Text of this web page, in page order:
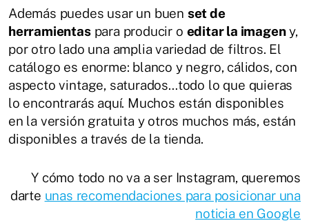
Además puedes usar un buen set de
herramientaspara producir o editar la imageny,
por otro lado una amplia variedad de filtros. El
catálogo es enorme: blanco y negro, cálidos, con
aspecto vintage, saturados…todo lo que quieras
lo encontrarás aquí. Muchos están disponibles
en la versión gratuita y otros muchos más, están
disponibles a través de la tienda.
Y cómo todo no va a ser Instagram, queremos
darte unas recomendaciones para posicionar una
noticia en Google